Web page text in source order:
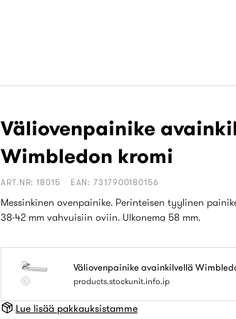
Väliovenpainike
Wimbledon kromi
ART.NR: 18015 EAN: 7317900180156
Messinkinen ovenpainike. Perinteisen tyylinen
38-42 mm vahvuisiin oviin. Ulkonema 58 mm.
Väliovenpainike avainkilvellä
products.stockunit.info.ip
Lue lisää pakkauksistamme